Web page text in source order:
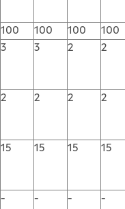
100 100 100
100
3 3 2 2
2 2 2 2
15 15 15 15
- - - -